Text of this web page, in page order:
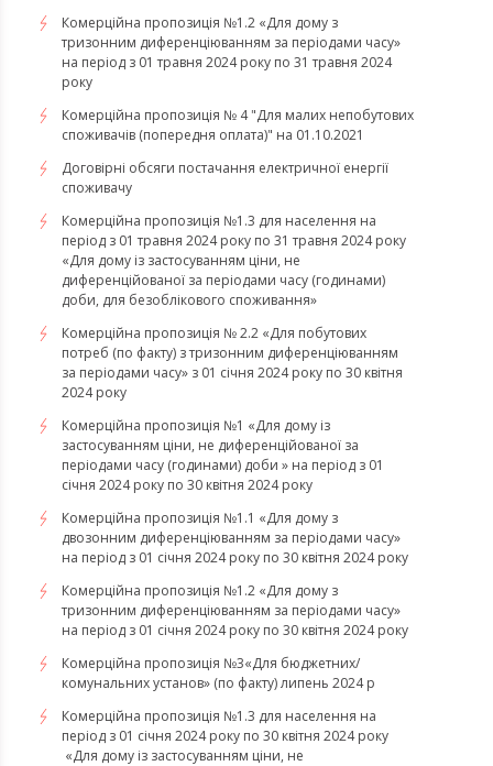
Комерційна пропозиція №1.2 «Для дому з
тризонним диференціюванням за періодами часу»
на період з 01 травня 2024 року по 31 травня 2024
року
Комерційна пропозиція № 4 "Для малих непобутових
споживачів (попередня оплата)" на 01.10.2021
Договірні обсяги постачання електричної енергії
споживачу
Комерційна пропозиція №1.3 для населення на
період з 01 травня 2024 року по 31 травня 2024 року
«Для дому із застосуванням ціни, не
диференційованої за періодами часу (годинами)
доби, для безоблікового споживання»
Комерційна пропозиція № 2.2 «Для побутових
потреб (по факту) з тризонним диференціюванням
за періодами часу» з 01 січня 2024 року по 30 квітня
2024 року
Комерційна пропозиція №1 «Для дому із
застосуванням ціни, не диференційованої за
періодами часу (годинами) доби » на період з 01
січня 2024 року по 30 квітня 2024 року
Комерційна пропозиція №1.1 «Для дому з
двозонним диференціюванням за періодами часу»
на період з 01 січня 2024 року по 30 квітня 2024 року
Комерційна пропозиція №1.2 «Для дому з
тризонним диференціюванням за періодами часу»
на період з 01 січня 2024 року по 30 квітня 2024 року
Комерційна пропозиція №3«Для бюджетних/
комунальних установ» (по факту) липень 2024 р
Комерційна пропозиція №1.3 для населення на
період з 01 січня 2024 року по 30 квітня 2024 року
«Для дому із застосуванням ціни, не